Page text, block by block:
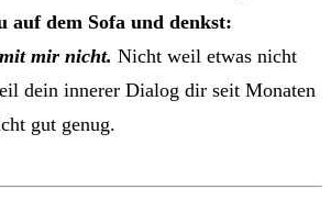
auf dem Sofa und denkst:
mir nicht. Nicht weil etwas nicht
dein innerer Dialog dir seit Monaten
gut genug.